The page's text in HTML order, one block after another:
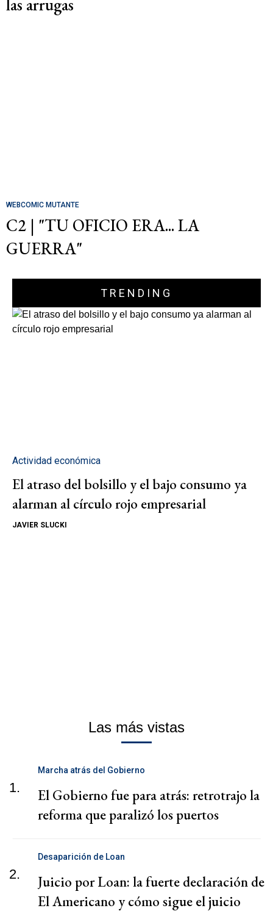
las arrugas
WEBCOMIC MUTANTE
C2 | "TU OFICIO ERA... LA
GUERRA"
TRENDING
Actividad económica
El atraso del bolsillo y el bajo consumo ya
alarman al círculo rojo empresarial
JAVIER SLUCKI
Las más vistas
1.
Marcha atrás del Gobierno
El Gobierno fue para atrás: retrotrajo la
reforma que paralizó los puertos
2.
Desaparición de Loan
Juicio por Loan: la fuerte declaración de
El Americano y cómo sigue el juicio